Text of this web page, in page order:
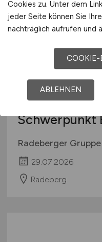
Meister
Schwerpunkt
Radeberger
29.07.2026
Radeberg
Cookies zu. Unter dem
jeder Seite können Sie
nachträglich aufrufen und
COOKIE-
ABLEHNEN